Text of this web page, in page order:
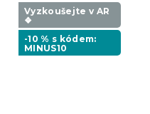
Vyzkoušejte v AR
❖
-10 % s kódem:
MINUS10